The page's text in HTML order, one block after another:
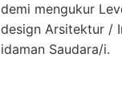
demi mengukur
design Arsitektur /
idaman Saudara/i.